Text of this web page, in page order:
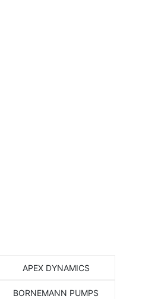
APEX DYNAMICS
BORNEMANN PUMPS